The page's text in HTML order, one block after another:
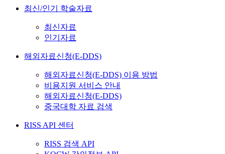
최신/인기 학술자료
최신자료
인기자료
해외자료신청(E-DDS)
해외자료신청(E-DDS) 이용 방법
비용지원 서비스 안내
해외자료신청(E-DDS)
중국대학 자료 검색
RISS API 센터
RISS 검색 API